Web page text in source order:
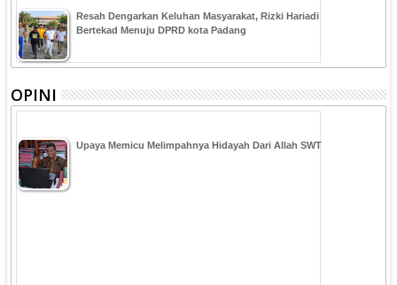
Resah Dengarkan Keluhan Masyarakat, Rizki Hariadi
Bertekad Menuju DPRD kota Padang
OPINI
Upaya Memicu Melimpahnya Hidayah Dari Allah SWT